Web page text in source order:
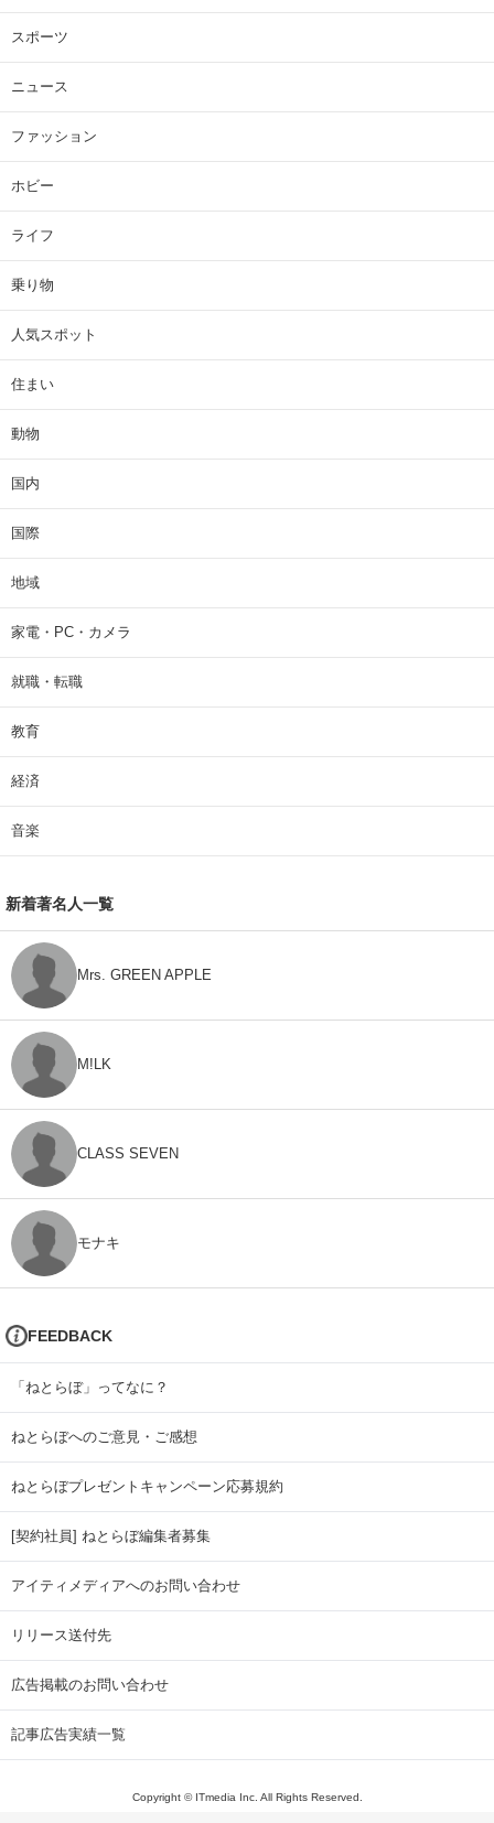
スポーツ
ニュース
ファッション
ホビー
ライフ
乗り物
人気スポット
住まい
動物
国内
国際
地域
家電・PC・カメラ
就職・転職
教育
経済
音楽
新着著名人一覧
Mrs. GREEN APPLE
M!LK
CLASS SEVEN
モナキ
FEEDBACK
「ねとらぼ」ってなに？
ねとらぼへのご意見・ご感想
ねとらぼプレゼントキャンペーン応募規約
[契約社員] ねとらぼ編集者募集
アイティメディアへのお問い合わせ
リリース送付先
広告掲載のお問い合わせ
記事広告実績一覧
Copyright © ITmedia Inc. All Rights Reserved.